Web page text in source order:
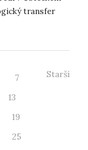
transfer
7
13
19
25
Starší